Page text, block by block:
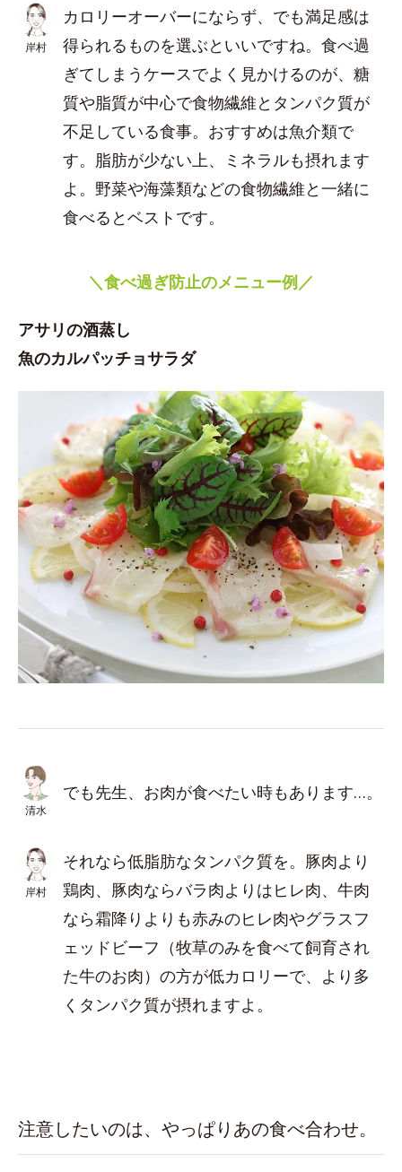
岸村
カロリーオーバーにならず、でも満足感は
得られるものを選ぶといいですね。食べ過
ぎてしまうケースでよく見かけるのが、糖
質や脂質が中心で食物繊維とタンパク質が
不足している食事。おすすめは魚介類で
す。脂肪が少ない上、ミネラルも摂れます
よ。野菜や海藻類などの食物繊維と一緒に
食べるとベストです。
＼食べ過ぎ防止のメニュー例／
アサリの酒蒸し
魚のカルパッチョサラダ
清水
でも先生、お肉が食べたい時もあります…。
岸村
それなら低脂肪なタンパク質を。豚肉より
鶏肉、豚肉ならバラ肉よりはヒレ肉、牛肉
なら霜降りよりも赤みのヒレ肉やグラスフ
ェッドビーフ（牧草のみを食べて飼育され
た牛のお肉）の方が低カロリーで、より多
くタンパク質が摂れますよ。
注意したいのは、やっぱりあの食べ合わせ。